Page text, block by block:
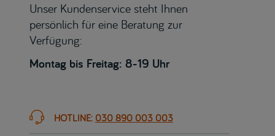
Unser Kundenservice steht Ihnen
persönlich für eine Beratung zur
Verfügung:
Montag bis Freitag: 8-19 Uhr
HOTLINE: 030 890 003 003